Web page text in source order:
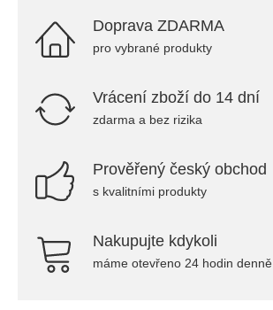
Doprava ZDARMA
pro vybrané produkty
Vrácení zboží do 14 dní
zdarma a bez rizika
Prověřený český obchod
s kvalitními produkty
Nakupujte kdykoli
máme otevřeno 24 hodin denně